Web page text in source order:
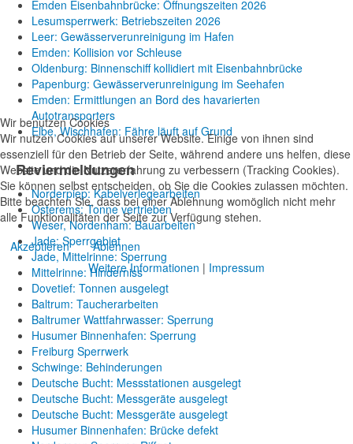
Emden Eisenbahnbrücke: Öffnungszeiten 2026
Lesumsperrwerk: Betriebszeiten 2026
Leer: Gewässerverunreinigung im Hafen
Emden: Kollision vor Schleuse
Oldenburg: Binnenschiff kollidiert mit Eisenbahnbrücke
Papenburg: Gewässerverunreinigung im Seehafen
Emden: Ermittlungen an Bord des havarierten
Autotransporters
Elbe, Wischhafen: Fähre läuft auf Grund
Reviermeldungen
Norderpiep: Kabelverlegearbeiten
Osterems: Tonne vertrieben
Weser, Nordenham: Bauarbeiten
Jade: Sperrgebiet
Jade, Mittelrinne: Sperrung
Mittelrinne: Hinderniss
Dovetief: Tonnen ausgelegt
Baltrum: Taucherarbeiten
Baltrumer Wattfahrwasser: Sperrung
Husumer Binnenhafen: Sperrung
Freiburg Sperrwerk
Schwinge: Behinderungen
Deutsche Bucht: Messstationen ausgelegt
Deutsche Bucht: Messgeräte ausgelegt
Deutsche Bucht: Messgeräte ausgelegt
Husumer Binnenhafen: Brücke defekt
Wir benutzen Cookies
Wir nutzen Cookies auf unserer Website. Einige von ihnen sind
essenziell für den Betrieb der Seite, während andere uns helfen, diese
Website und die Nutzererfahrung zu verbessern (Tracking Cookies).
Sie können selbst entscheiden, ob Sie die Cookies zulassen möchten.
Bitte beachten Sie, dass bei einer Ablehnung womöglich nicht mehr
alle Funktionalitäten der Seite zur Verfügung stehen.
Akzeptieren
Ablehnen
Weitere Informationen | Impressum